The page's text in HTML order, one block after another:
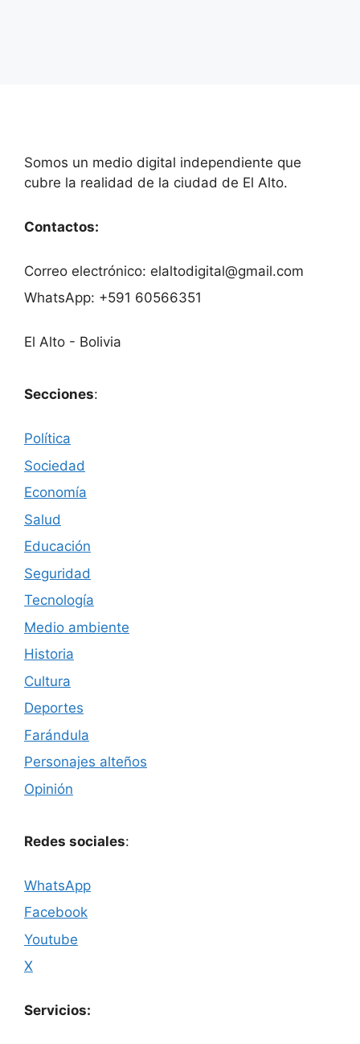
Somos un medio digital independiente que
cubre la realidad de la ciudad de El Alto.
Contactos:
Correo electrónico: elaltodigital@gmail.com
WhatsApp: +591 60566351
El Alto - Bolivia
Secciones:
Política
Sociedad
Economía
Salud
Educación
Seguridad
Tecnología
Medio ambiente
Historia
Cultura
Deportes
Farándula
Personajes alteños
Opinión
Redes sociales:
WhatsApp
Facebook
Youtube
X
Servicios: